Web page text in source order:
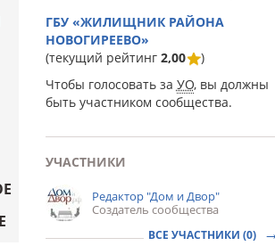
ГБУ «ЖИЛИЩНИК РАЙОНА
НОВОГИРЕЕВО»
(текущий рейтинг 2,00
)
Чтобы голосовать за УО, вы должны
быть участником сообщества.
УЧАСТНИКИ
Редактор "Дом и Двор"
Создатель сообщества
ВСЕ УЧАСТНИКИ (0)